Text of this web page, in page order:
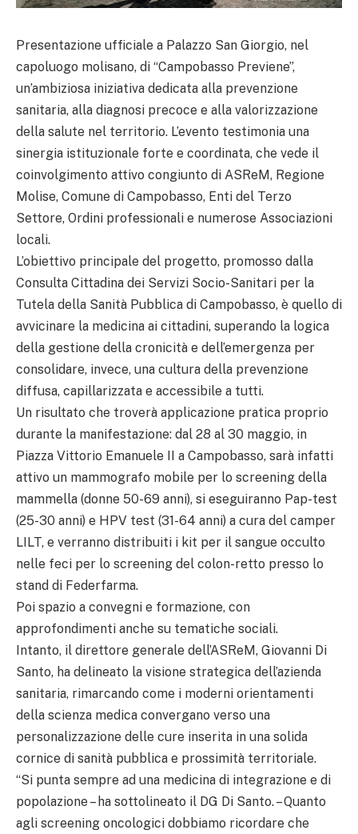
Presentazione ufficiale a Palazzo San Giorgio, nel
capoluogo molisano, di “Campobasso Previene”,
un’ambiziosa iniziativa dedicata alla prevenzione
sanitaria, alla diagnosi precoce e alla valorizzazione
della salute nel territorio. L’evento testimonia una
sinergia istituzionale forte e coordinata, che vede il
coinvolgimento attivo congiunto di ASReM, Regione
Molise, Comune di Campobasso, Enti del Terzo
Settore, Ordini professionali e numerose Associazioni
locali.
L’obiettivo principale del progetto, promosso dalla
Consulta Cittadina dei Servizi Socio-Sanitari per la
Tutela della Sanità Pubblica di Campobasso, è quello di
avvicinare la medicina ai cittadini, superando la logica
della gestione della cronicità e dell’emergenza per
consolidare, invece, una cultura della prevenzione
diffusa, capillarizzata e accessibile a tutti.
Un risultato che troverà applicazione pratica proprio
durante la manifestazione: dal 28 al 30 maggio, in
Piazza Vittorio Emanuele II a Campobasso, sarà infatti
attivo un mammografo mobile per lo screening della
mammella (donne 50-69 anni), si eseguiranno Pap-test
(25-30 anni) e HPV test (31-64 anni) a cura del camper
LILT, e verranno distribuiti i kit per il sangue occulto
nelle feci per lo screening del colon-retto presso lo
stand di Federfarma.
Poi spazio a convegni e formazione, con
approfondimenti anche su tematiche sociali.
Intanto, il direttore generale dell’ASReM, Giovanni Di
Santo, ha delineato la visione strategica dell’azienda
sanitaria, rimarcando come i moderni orientamenti
della scienza medica convergano verso una
personalizzazione delle cure inserita in una solida
cornice di sanità pubblica e prossimità territoriale.
“Si punta sempre ad una medicina di integrazione e di
popolazione – ha sottolineato il DG Di Santo. – Quanto
agli screening oncologici dobbiamo ricordare che